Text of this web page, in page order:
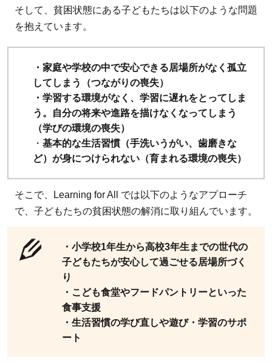
ポイ
ント
ー
（単
発寄
付）
Learning
は継続寄
付がおす
の理由を
4.2.0.1
の30秒
そして、貧困状態にある子どもたちは以下のような問題
を抱えています。
・家庭や学校の中で安心できる居場所がなく孤立
してしまう（つながりの喪失）
・学習する環境がなく、学習に遅れをとってしま
う。自分の将来や進路を描けなくなってしまう
（学びの環境の喪失）
・基本的な生活習慣（手洗いうがい、歯磨きな
ど）が身につけられない（育まれる環境の喪失）
そこで、Learning for All では以下のようなアプローチ
で、子どもたちの貧困状態の解消に取り組んでいます。
・小学校1年生から高校3年生までの世代の
子どもたちが安心して過ごせる居場所づく
り
・こども食堂やフードパントリーといった
食事支援
・生活習慣の学び直しや遊び・学習のサポ
ート